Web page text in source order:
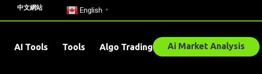
中文網站 English ▼
AI Tools Tools Algo Trading Ai Market Analysis